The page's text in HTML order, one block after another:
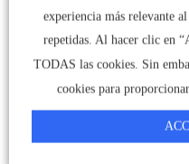
experiencia más relevante
repetidas. Al hacer clic en
TODAS las cookies. Sin
cookies para